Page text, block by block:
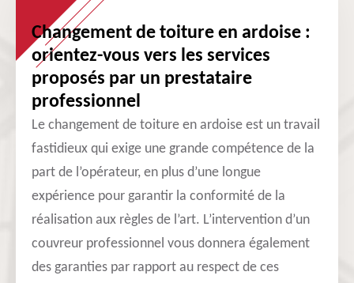
Changement de toiture en ardoise :
orientez-vous vers les services
proposés par un prestataire
professionnel
Le changement de toiture en ardoise est un travail
fastidieux qui exige une grande compétence de la
part de l’opérateur, en plus d’une longue
expérience pour garantir la conformité de la
réalisation aux règles de l’art. L’intervention d’un
couvreur professionnel vous donnera également
des garanties par rapport au respect de ces